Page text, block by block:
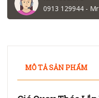
0913 129944 -
MÔ TẢ SẢN PHẨM